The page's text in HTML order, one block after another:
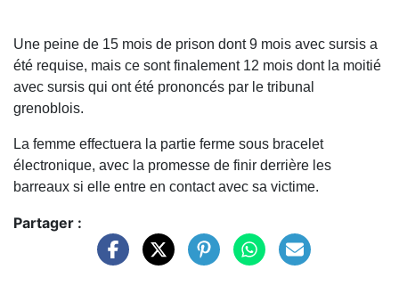
Une peine de 15 mois de prison dont 9 mois avec sursis a
été requise, mais ce sont finalement 12 mois dont la moitié
avec sursis qui ont été prononcés par le tribunal
grenoblois.
La femme effectuera la partie ferme sous bracelet
électronique, avec la promesse de finir derrière les
barreaux si elle entre en contact avec sa victime.
Partager :